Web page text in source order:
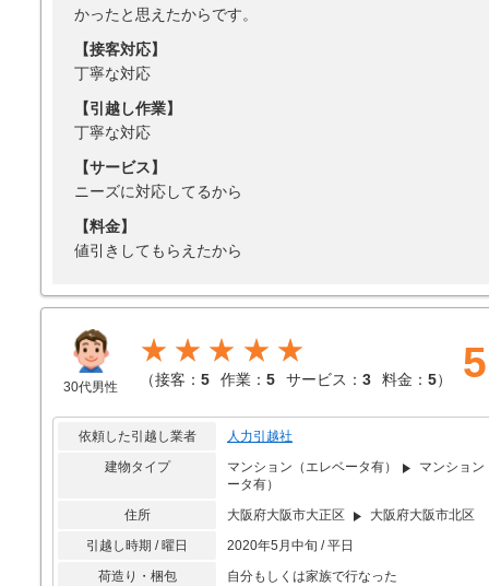
かったと思えたからです。
【接客対応】
丁寧な対応
【引越し作業】
丁寧な対応
【サービス】
ニーズに対応してるから
【料金】
値引きしてもらえたから
30代男性
★★★★★
（接客： 5 作業： 5 サービス： 3 料金： 5） 5
依頼した引越し業者
人力引越社
建物タイプ
マンション（エレベータ有）
マンション
ータ有）
住所
大阪府大阪市大正区
大阪府大阪市北区
引越し時期 / 曜日
2020年5月中旬 / 平日
荷造り・梱包
自分もしくは家族で行なった